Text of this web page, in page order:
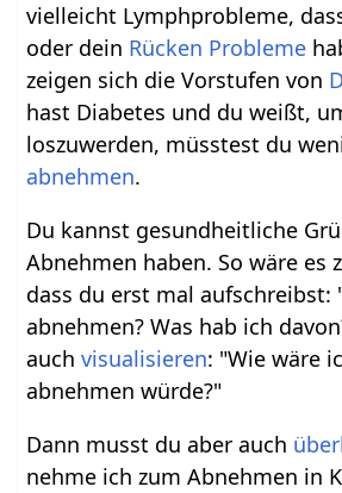
vielleicht Lymphprobleme,
oder dein Rücken Probleme
zeigen sich die Vorstufen von
hast Diabetes und du weißt,
loszuwerden, müsstest du
abnehmen.
Du kannst gesundheitliche
Abnehmen haben. So wäre es
dass du erst mal aufschreibst:
abnehmen? Was hab ich
auchvisualisieren: "Wie wäre
abnehmen würde?"
Dann musst du aber auch
nehme ich zum Abnehmen in